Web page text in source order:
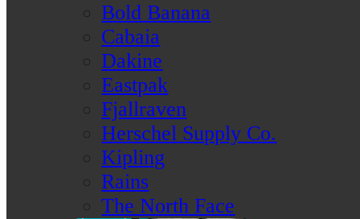
Bold Banana
Cabaia
Dakine
Eastpak
Fjallraven
Herschel Supply Co.
Kipling
Rains
The North Face